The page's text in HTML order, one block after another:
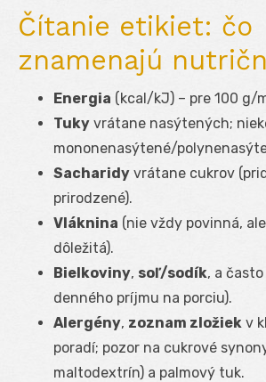
Čítanie etikiet: čo
znamenajú
Energia (kcal/kJ) – pre 100 g/
Tuky vrátane nasýtených;
mononenasýtené/
Sacharidy vrátane cukrov
prirodzené).
Vláknina (nie vždy povinná,
dôležitá).
Bielkoviny, soľ/sodík, a
denného príjmu na porciu).
Alergény, zoznam zložiek v
poradí; pozor na cukrové
maltodextrín) a palmový tuk.